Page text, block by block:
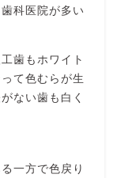
科医院が多い
歯もホワイト
て色むらが生
ない歯も白く
一方で色戻り